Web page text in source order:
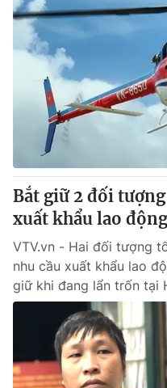
Bắt giữ 2 đối
xuất khẩu lao động
VTV.vn - Hai đối tượng
nhu cầu xuất khẩu lao
giữ khi đang lẩn trốn tại